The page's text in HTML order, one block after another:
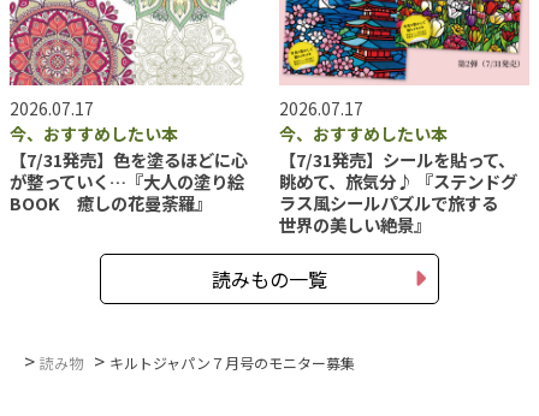
2026.07.17
今、おすすめしたい本
【7/31発売】色を塗るほどに心
が整っていく…『大人の塗り絵
BOOK 癒しの花曼荼羅』
2026.07.17
今、おすすめしたい本
【7/31発売】シールを貼って、
眺めて、旅気分♪ 『ステンドグ
ラス風シールパズルで旅する
世界の美しい絶景』
読みもの一覧
> 読み物 > キルトジャパン７月号のモニター募集